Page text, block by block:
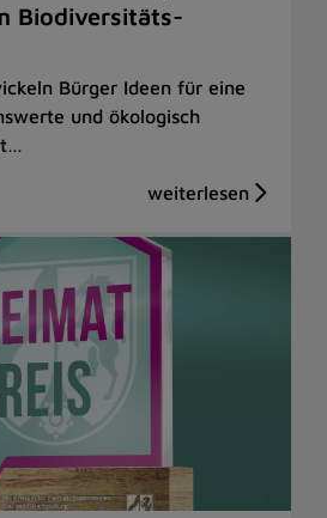
Biodiversitäts-
Bürger Ideen für eine
und ökologisch